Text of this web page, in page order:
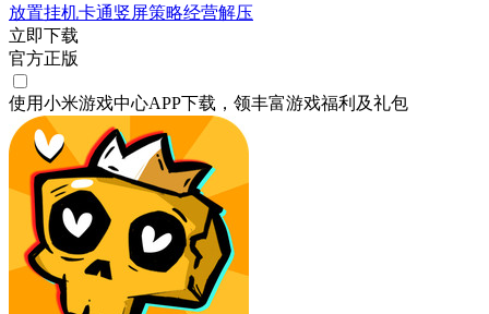
放置挂机卡通竖屏策略经营解压
立即下载
官方正版
使用小米游戏中心APP下载 ，领丰富游戏福利 及礼包